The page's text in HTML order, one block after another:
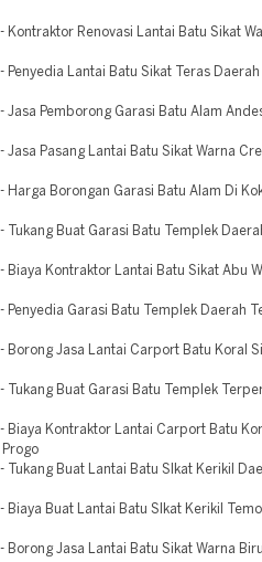
Kontraktor Renovasi Lantai Batu Sikat
Penyedia Lantai Batu Sikat Teras Daerah
Jasa Pemborong Garasi Batu Alam
Jasa Pasang Lantai Batu Sikat Warna
Harga Borongan Garasi Batu Alam Di
Tukang Buat Garasi Batu Templek
Biaya Kontraktor Lantai Batu Sikat Abu
Penyedia Garasi Batu Templek Daerah
Borong Jasa Lantai Carport Batu Koral
Tukang Buat Garasi Batu Templek
Biaya Kontraktor Lantai Carport Batu
Progo
Tukang Buat Lantai Batu SIkat Kerikil
Biaya Buat Lantai Batu SIkat Kerikil
Borong Jasa Lantai Batu Sikat Warna